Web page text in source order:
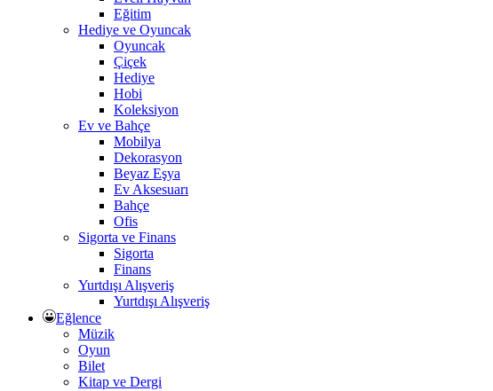
Eğitim
Hediye ve Oyuncak
Oyuncak
Çiçek
Hediye
Hobi
Koleksiyon
Ev ve Bahçe
Mobilya
Dekorasyon
Beyaz Eşya
Ev Aksesuarı
Bahçe
Ofis
Sigorta ve Finans
Sigorta
Finans
Yurtdışı Alışveriş
Yurtdışı Alışveriş
Eğlence
Müzik
Oyun
Bilet
Kitap ve Dergi